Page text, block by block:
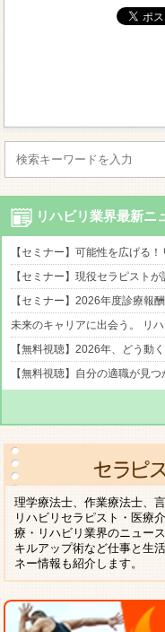
リハビリ業界最新ニ
【セミナー】可能性を広げる
【セミナー】現役セラピスト
【セミナー】2026年度診療報
未来のキャリアに出会う。 リ
【無料視聴】2026年、どう動
【無料視聴】自分の適職が見
理学療法士、作業療法士、
リハビリセラピスト・医療
療・リハビリ業界のニュー
キルアップ術など仕事と生
ネー情報も紹介します。